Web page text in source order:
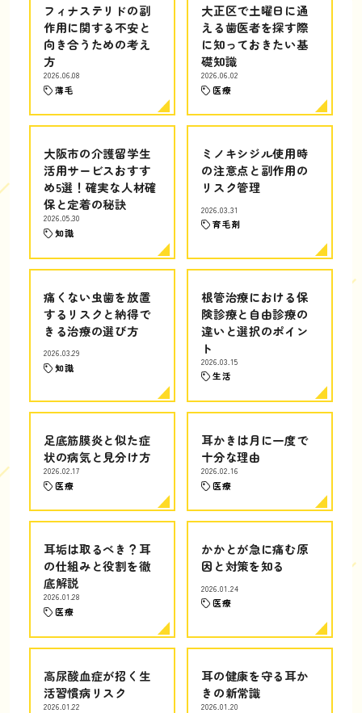
フィナステリドの副
作用に関する不安と
向き合うための考え
方
2026.06.08
薄毛
大正区で土曜日に通
える歯医者を探す際
に知っておきたい基
礎知識
2026.06.02
医療
大阪市の介護留学生
活用サービスおすす
め5選！確実な人材確
保と定着の秘訣
2026.05.30
知識
ミノキシジル使用時
の注意点と副作用の
リスク管理
2026.03.31
育毛剤
痛くない虫歯を放置
するリスクと納得で
きる治療の選び方
2026.03.29
知識
根管治療における保
険診療と自由診療の
違いと選択のポイン
ト
2026.03.15
生活
足底筋膜炎と似た症
状の病気と見分け方
2026.02.17
医療
耳かきは月に一度で
十分な理由
2026.02.16
医療
耳垢は取るべき？耳
の仕組みと役割を徹
底解説
2026.01.28
医療
かかとが急に痛む原
因と対策を知る
2026.01.24
医療
高尿酸血症が招く生
活習慣病リスク
2026.01.22
耳の健康を守る耳か
きの新常識
2026.01.20